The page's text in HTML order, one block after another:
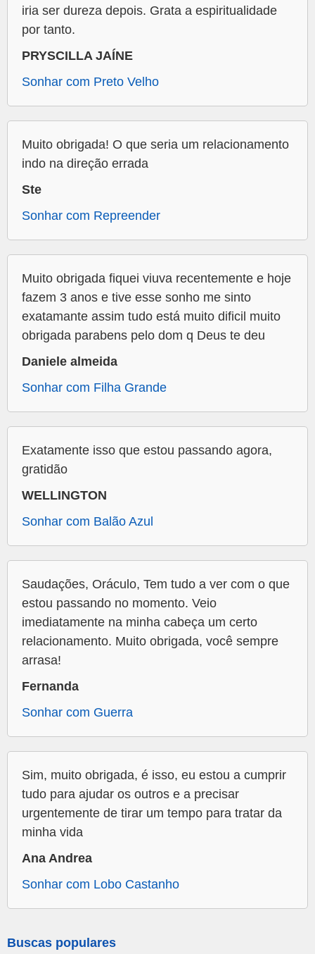
iria ser dureza depois. Grata a espiritualidade
por tanto.
PRYSCILLA JAÍNE
Sonhar com Preto Velho
Muito obrigada! O que seria um relacionamento
indo na direção errada
Ste
Sonhar com Repreender
Muito obrigada fiquei viuva recentemente e hoje
fazem 3 anos e tive esse sonho me sinto
exatamante assim tudo está muito dificil muito
obrigada parabens pelo dom q Deus te deu
Daniele almeida
Sonhar com Filha Grande
Exatamente isso que estou passando agora,
gratidão
WELLINGTON
Sonhar com Balão Azul
Saudações, Oráculo, Tem tudo a ver com o que
estou passando no momento. Veio
imediatamente na minha cabeça um certo
relacionamento. Muito obrigada, você sempre
arrasa!
Fernanda
Sonhar com Guerra
Sim, muito obrigada, é isso, eu estou a cumprir
tudo para ajudar os outros e a precisar
urgentemente de tirar um tempo para tratar da
minha vida
Ana Andrea
Sonhar com Lobo Castanho
Buscas populares